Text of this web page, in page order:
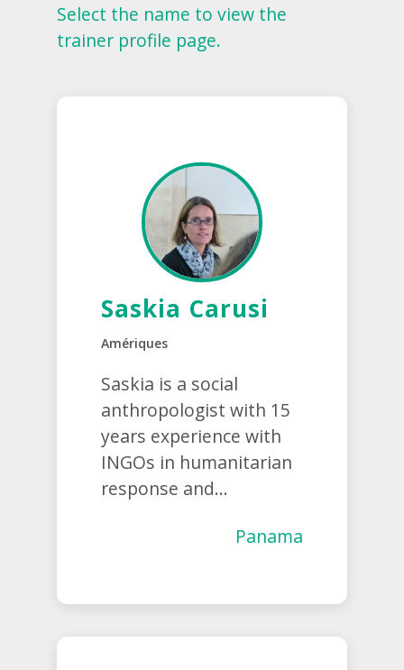
Select the name to view the
trainer profile page.
Saskia Carusi
Amériques
Saskia is a social
anthropologist with 15
years experience with
INGOs in humanitarian
response and...
Panama